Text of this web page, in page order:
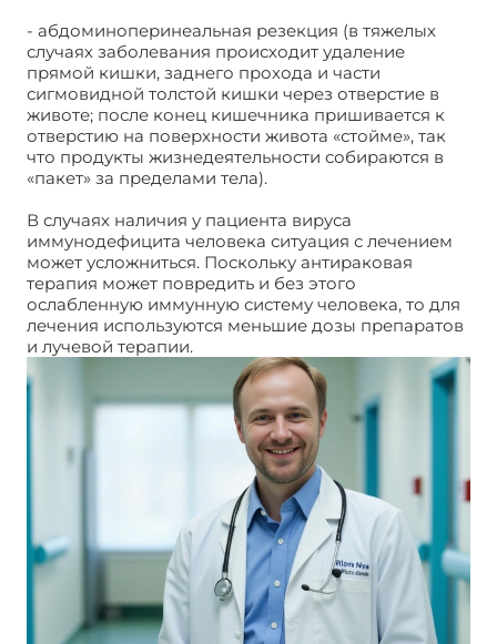
- абдоминоперинеальная резекция (в тяжелых
случаях заболевания происходит удаление
прямой кишки, заднего прохода и части
сигмовидной толстой кишки через отверстие в
животе; после конец кишечника пришивается к
отверстию на поверхности живота «стойме», так
что продукты жизнедеятельности собираются в
«пакет» за пределами тела).
В случаях наличия у пациента вируса
иммунодефицита человека ситуация с лечением
может усложниться. Поскольку антираковая
терапия может повредить и без этого
ослабленную иммунную систему человека, то для
лечения используются меньшие дозы препаратов
и лучевой терапии.